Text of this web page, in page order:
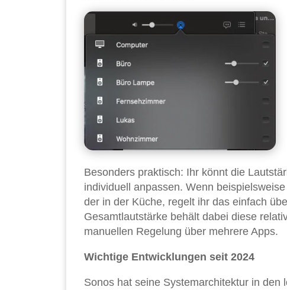
Besonders praktisch: Ihr könnt die
individuell anpassen. Wenn
der in der Küche, regelt ihr das einfach
Gesamtlautstärke behält dabei diese
manuellen Regelung über mehrere Apps.
Wichtige Entwicklungen seit 2024
Sonos hat seine Systemarchitektur in